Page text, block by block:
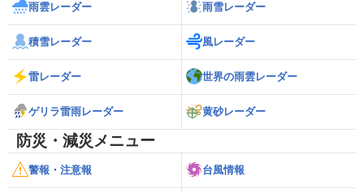
雨雲レーダー 雨雪レーダー
積雪レーダー 風レーダー
雷レーダー 世界の雨雲レーダー
ゲリラ雷雨レーダー 黄砂レーダー
防災・減災メニュー
警報・注意報 台風情報